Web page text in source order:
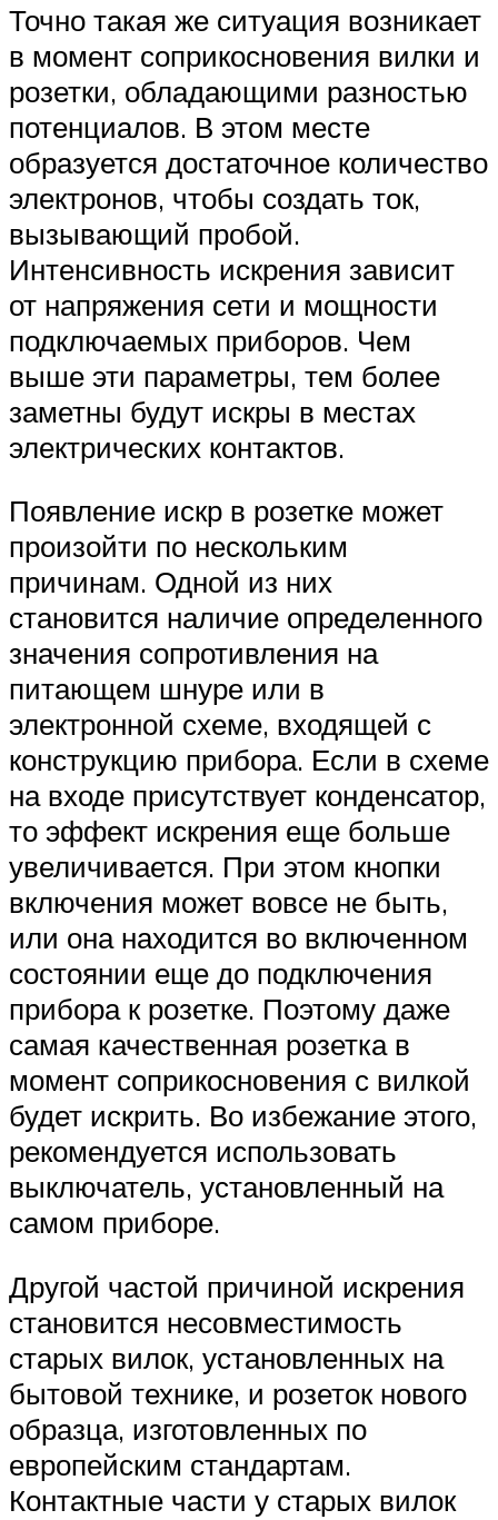
Точно такая же ситуация возникает
в момент соприкосновения вилки и
розетки, обладающими разностью
потенциалов. В этом месте
образуется достаточное количество
электронов, чтобы создать ток,
вызывающий пробой.
Интенсивность искрения зависит
от напряжения сети и мощности
подключаемых приборов. Чем
выше эти параметры, тем более
заметны будут искры в местах
электрических контактов.
Появление искр в розетке может
произойти по нескольким
причинам. Одной из них
становится наличие определенного
значения сопротивления на
питающем шнуре или в
электронной схеме, входящей с
конструкцию прибора. Если в схеме
на входе присутствует конденсатор,
то эффект искрения еще больше
увеличивается. При этом кнопки
включения может вовсе не быть,
или она находится во включенном
состоянии еще до подключения
прибора к розетке. Поэтому даже
самая качественная розетка в
момент соприкосновения с вилкой
будет искрить. Во избежание этого,
рекомендуется использовать
выключатель, установленный на
самом приборе.
Другой частой причиной искрения
становится несовместимость
старых вилок, установленных на
бытовой технике, и розеток нового
образца, изготовленных по
европейским стандартам.
Контактные части у старых вилок